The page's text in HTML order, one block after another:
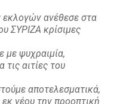
ανέθεσε στα
ΣΥΡΙΖΑ κρίσιμες
με ψυχραιμία,
τις αιτίες του
αποτελεσματικά,
νέου την προοπτική